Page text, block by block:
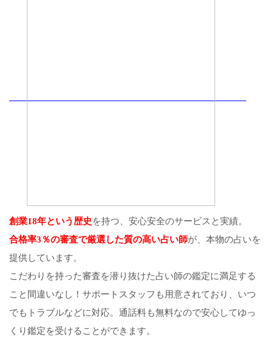
創業18年という歴史を持つ、安心安全のサービスと実績。
合格率3％の審査で厳選した質の高い占い師が、本物の占いを
提供しています。
こだわりを持った審査を潜り抜けた占い師の鑑定に満足する
こと間違いなし！サポートスタッフも用意されており、いつ
でもトラブルなどに対応。通話料も無料なので安心してゆっ
くり鑑定を受けることができます。